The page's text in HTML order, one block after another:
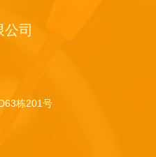
司
栋201号